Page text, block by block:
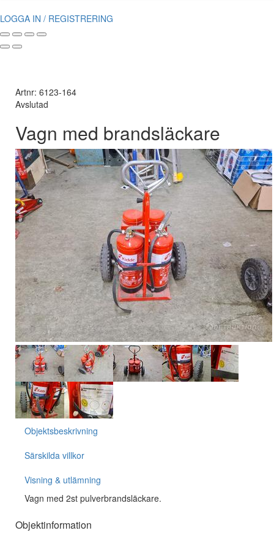
LOGGA IN / REGISTRERING
Artnr: 6123-164
Avslutad
Vagn med brandsläckare
Objektsbeskrivning
Särskilda villkor
Visning & utlämning
Vagn med 2st pulverbrandsläckare.
Objektinformation